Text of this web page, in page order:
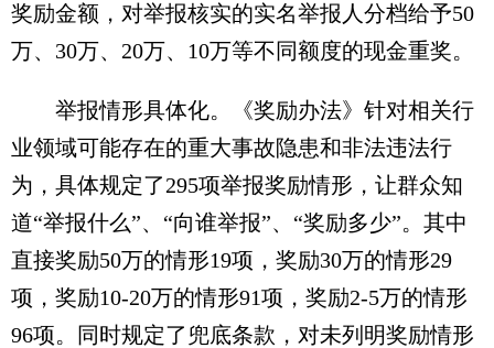
奖励金额，对举报核实的实名举报人分档给予50
万、30万、20万、10万等不同额度的现金重奖。
举报情形具体化。《奖励办法》针对相关行
业领域可能存在的重大事故隐患和非法违法行
为，具体规定了295项举报奖励情形，让群众知
道“举报什么”、“向谁举报”、“奖励多少”。其中
直接奖励50万的情形19项，奖励30万的情形29
项，奖励10-20万的情形91项，奖励2-5万的情形
96项。同时规定了兜底条款，对未列明奖励情形